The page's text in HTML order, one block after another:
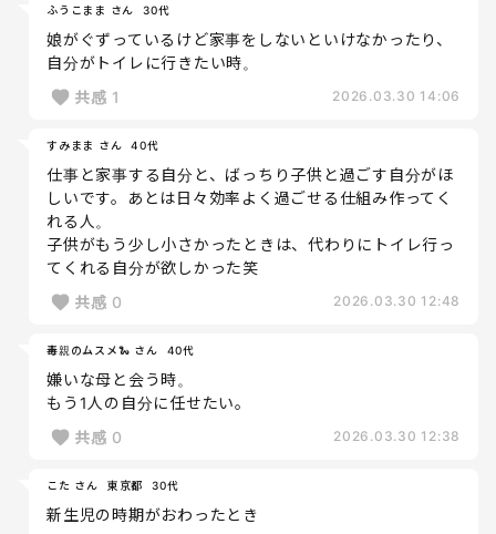
ふうこまま さん 30代
娘がぐずっているけど家事をしないといけなかったり、
自分がトイレに行きたい時。
共感 1 2026.03.30 14:06
すみまま さん 40代
仕事と家事する自分と、ばっちり子供と過ごす自分がほ
しいです。あとは日々効率よく過ごせる仕組み作ってく
れる人。
子供がもう少し小さかったときは、代わりにトイレ行っ
てくれる自分が欲しかった笑
共感 0 2026.03.30 12:48
毒親のムスメ🐍 さん 40代
嫌いな母と会う時。
もう1人の自分に任せたい。
共感 0 2026.03.30 12:38
こた さん 東京都 30代
新生児の時期がおわったとき